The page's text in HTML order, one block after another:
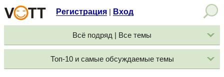
Регистрация Вход
Всё подряд | Все темы
Топ-10 и самые обсуждаемые темы